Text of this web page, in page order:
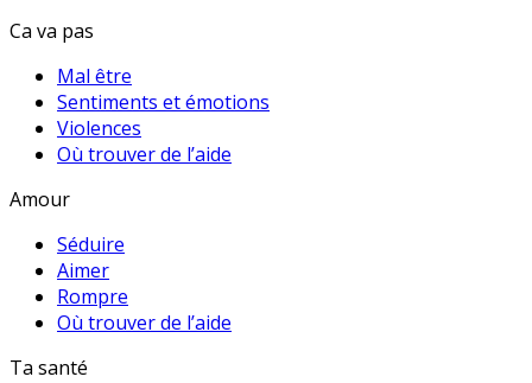
Ca va pas
Mal être
Sentiments et émotions
Violences
Où trouver de l’aide
Amour
Séduire
Aimer
Rompre
Où trouver de l’aide
Ta santé